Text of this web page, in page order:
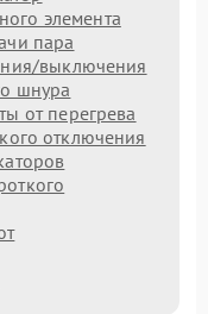
элемента
пара
выключения
шнура
от перегрева
отключения